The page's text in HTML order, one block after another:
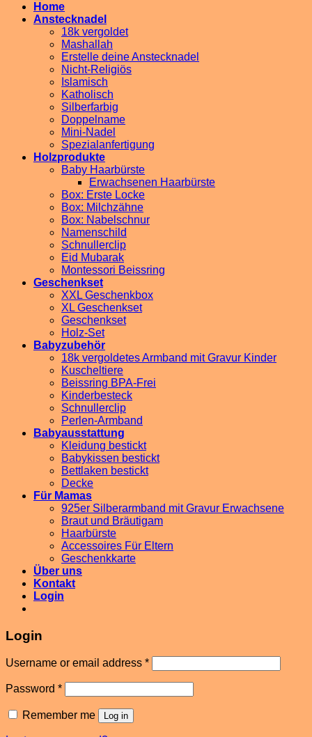
Home
Anstecknadel
18k vergoldet
Mashallah
Erstelle deine Anstecknadel
Nicht-Religiös
Islamisch
Katholisch
Silberfarbig
Doppelname
Mini-Nadel
Spezialanfertigung
Holzprodukte
Baby Haarbürste
Erwachsenen Haarbürste
Box: Erste Locke
Box: Milchzähne
Box: Nabelschnur
Namenschild
Schnullerclip
Eid Mubarak
Montessori Beissring
Geschenkset
XXL Geschenkbox
XL Geschenkset
Geschenkset
Holz-Set
Babyzubehör
18k vergoldetes Armband mit Gravur Kinder
Kuscheltiere
Beissring BPA-Frei
Kinderbesteck
Schnullerclip
Perlen-Armband
Babyausstattung
Kleidung bestickt
Babykissen bestickt
Bettlaken bestickt
Decke
Für Mamas
925er Silberarmband mit Gravur Erwachsene
Braut und Bräutigam
Haarbürste
Accessoires Für Eltern
Geschenkkarte
Über uns
Kontakt
Login
Login
Username or email address *
Password *
Remember me Log in